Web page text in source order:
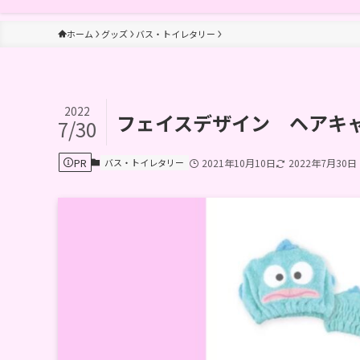
ホーム グッズ バス・トイレタリー
フェイスデザイン ヘアキ
2022
7/30
PR バス・トイレタリー 2021年10月10日 2022年7月30日